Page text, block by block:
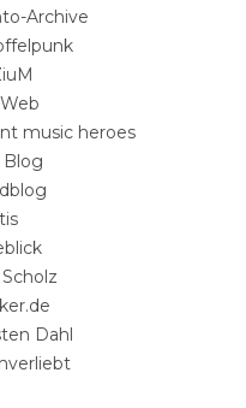
Archive
music heroes
Blog
Dahl